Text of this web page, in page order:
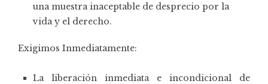
una muestra inaceptable de desprecio por la
vida y el derecho.
Exigimos Inmediatamente:
La liberación inmediata e incondicional de